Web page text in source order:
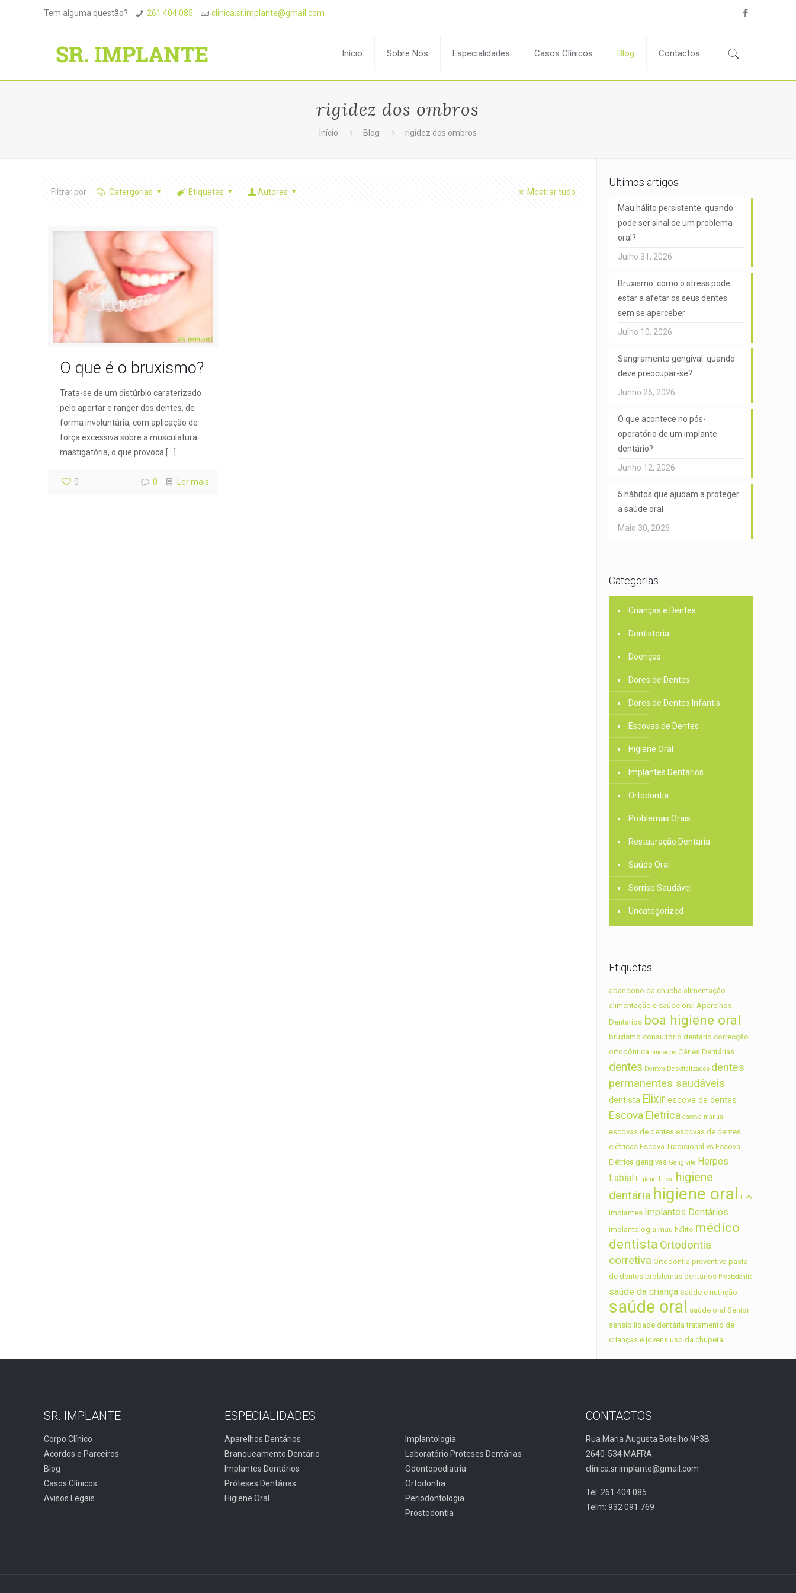
Tem alguma questão? 261 404 085 clinica.sr.implante@gmail.com
Início Sobre Nós Especialidades Casos Clínicos Blog Contactos
rigidez dos ombros
Início Blog rigidez dos ombros
Filtrar por Catergorias Etiquetas Autores Mostrar tudo
O que é o bruxismo?
Trata-se de um distúrbio caraterizado
pelo apertar e ranger dos dentes, de
forma involuntária, com aplicação de
força excessiva sobre a musculatura
mastigatória, o que provoca[…]
0 0 Ler mais
Ultimos artigos
Mau hálito persistente: quando
pode ser sinal de um problema
oral?
Julho 31, 2026
Bruxismo: como o stress pode
estar a afetar os seus dentes
sem se aperceber
Julho 10, 2026
Sangramento gengival: quando
deve preocupar-se?
Junho 26, 2026
O que acontece no pós-
operatório de um implante
dentário?
Junho 12, 2026
5 hábitos que ajudam a proteger
a saúde oral
Maio 30, 2026
Categorias
Crianças e Dentes
Dentisteria
Doenças
Dores de Dentes
Dores de Dentes Infantis
Escovas de Dentes
Higiene Oral
Implantes Dentários
Ortodontia
Problemas Orais
Restauração Dentária
Saúde Oral
Sorriso Saudável
Uncategorized
Etiquetas
abandono da chucha alimentação
alimentação e saúde oral Aparelhos
Dentários boa higiene oral
bruxismo consultório dentário correcção
ortodôntica cuidados Cáries Dentárias
dentes Dentes Desvitalizados dentes
permanentes saudáveis
dentista Elixir escova de dentes
Escova Elétrica escova manual
escovas de dentes escovas de dentes
elétricas Escova Tradicional vs Escova
Elétrica gengivas Gengivite Herpes
Labial higiene bucal higiene
dentária higiene oral HPV
Implantes Implantes Dentários
Implantologia mau hálito médico
dentista Ortodontia
corretiva Ortodontia preventiva pasta
de dentes problemas dentários Prostodontia
saúde da criança Saúde e nutrição
saúde oral
saúde oral Sénior
sensibilidade dentária tratamento de
crianças e jovens uso da chupeta
SR. IMPLANTE
Corpo Clínico
Acordos e Parceiros
Blog
Casos Clínicos
Avisos Legais
ESPECIALIDADES
Aparelhos Dentários
Branqueamento Dentário
Implantes Dentários
Próteses Dentárias
Higiene Oral
Implantologia
Laboratório Próteses Dentárias
Odontopediatria
Ortodontia
Periodontologia
Prostodontia
CONTACTOS
Rua Maria Augusta Botelho Nº3B
2640-534 MAFRA
clinica.sr.implante@gmail.com
Tel: 261 404 085
Telm: 932 091 769